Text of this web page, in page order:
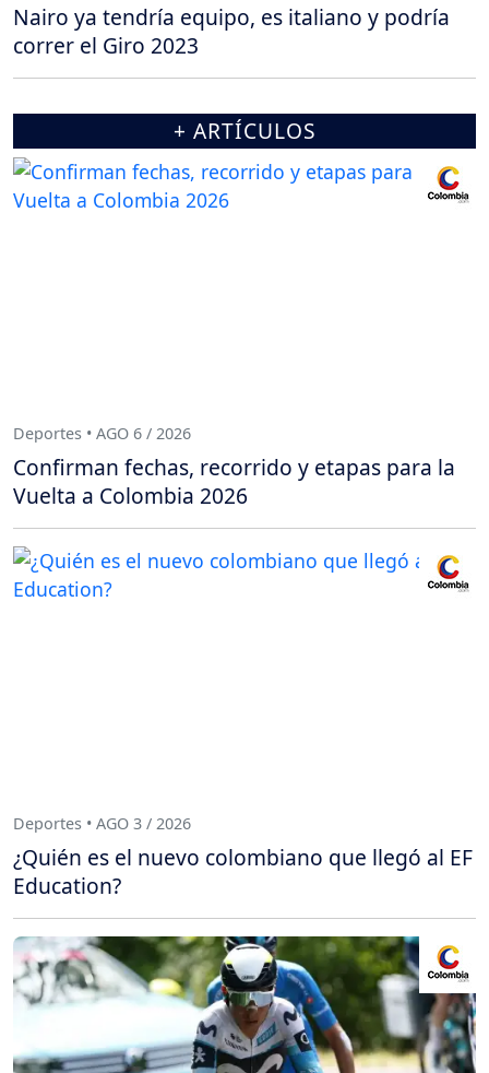
Nairo ya tendría equipo, es italiano y podría
correr el Giro 2023
+ ARTÍCULOS
Deportes • AGO 6 / 2026
Confirman fechas, recorrido y etapas para la
Vuelta a Colombia 2026
Deportes • AGO 3 / 2026
¿Quién es el nuevo colombiano que llegó al EF
Education?